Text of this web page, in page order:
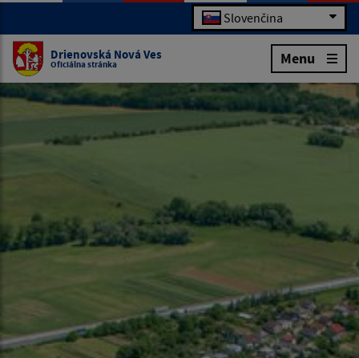
Slovenčina
Drienovská Nová Ves
Oficiálna stránka Menu